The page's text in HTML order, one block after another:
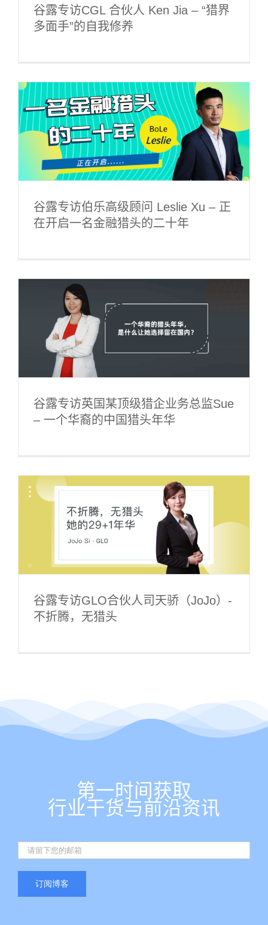
谷露专访CGL 合伙人 Ken Jia – “猎界
多面手”的自我修养
谷露专访伯乐高级顾问 Leslie Xu – 正
在开启一名金融猎头的二十年
谷露专访英国某顶级猎企业务总监Sue
– 一个华裔的中国猎头年华
谷露专访GLO合伙人司天骄（JoJo）-
不折腾，无猎头
第一时间获取
行业干货与前沿资讯